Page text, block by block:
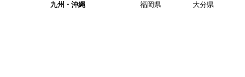
九州・沖縄 福岡県 大分県